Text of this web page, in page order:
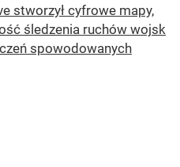
stworzył cyfrowe mapy,
śledzenia ruchów wojsk
spowodowanych